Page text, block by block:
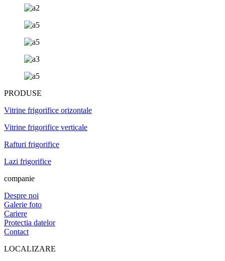
PRODUSE
Vitrine frigorifice orizontale
Vitrine frigorifice verticale
Rafturi frigorifice
Lazi frigorifice
companie
Despre noi
Galerie foto
Cariere
Protectia datelor
Contact
LOCALIZARE